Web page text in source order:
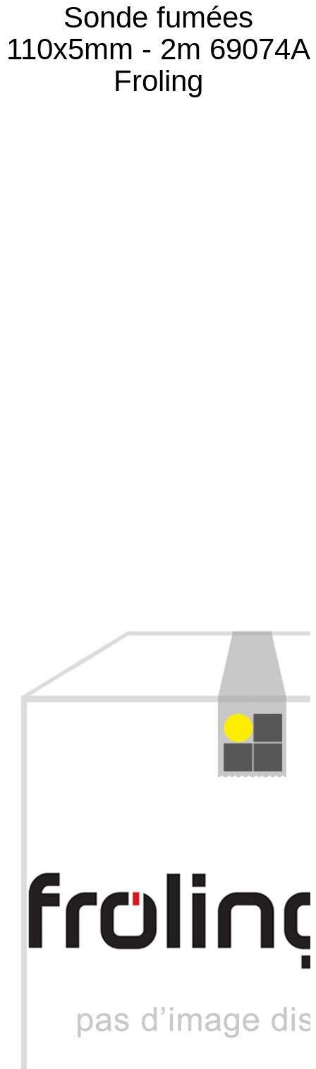
Sonde fumées
110x5mm - 2m 69074A
Froling